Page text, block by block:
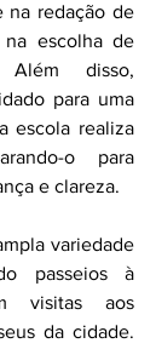
na redação de
na escolha de
Além disso,
para uma
escola realiza
o para
e clareza.
variedade
passeios à
visitas aos
da cidade.